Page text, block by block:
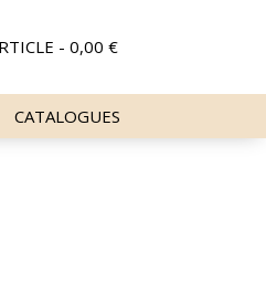
0,00 €
CATALOGUES